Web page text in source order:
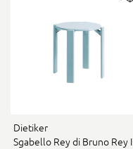
Dietiker
Sgabello Rey di Bruno Rey I